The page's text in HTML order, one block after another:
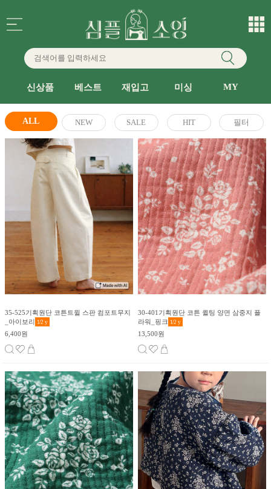
신상품 베스트 재입고 미싱 MY
ALL NEW SALE HIT 필터
35-525기획원단 코튼트윌 스판 컴포트무지
_아이보리 1/2 y
6,400원
30-401기획원단 코튼 퀼팅 양면 삼중지 플
라워_핑크 1/2 y
13,500원